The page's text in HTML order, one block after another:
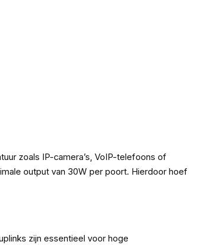
zoals IP-camera’s, VoIP-telefoons of
output van 30W per poort. Hierdoor hoef
zijn essentieel voor hoge